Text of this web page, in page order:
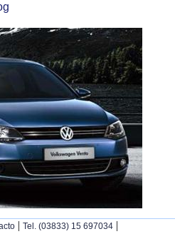
| Tel. (03833) 15 697034 |